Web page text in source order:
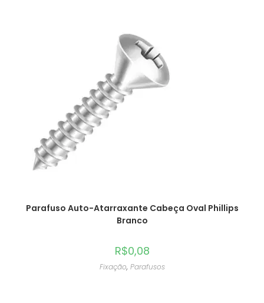
Parafuso Auto-Atarraxante Cabeça Oval Phillips
Branco
R$0,08
Fixação, Parafusos